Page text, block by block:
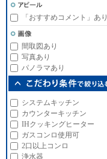
「おすすめコメント」あり
間取図あり
写真あり
パノラマあり
システムキッチン
カウンターキッチン
IHクッキングヒーター
ガスコンロ使用可
2口以上コンロ
浄水器